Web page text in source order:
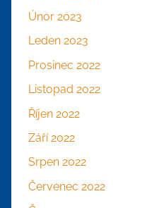
Únor 2023
Leden 2023
Prosinec 2022
Listopad 2022
Říjen 2022
Září 2022
Srpen 2022
Červenec 2022